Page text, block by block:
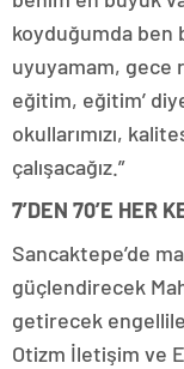
koyduğumda ben
uyuyamam, gece
eğitim, eğitim’
okullarımızı,
çalışacağız.”
7’DEN 70’E HER
Sancaktepe’de
güçlendirecek
getirecek
Otizm İletişim ve